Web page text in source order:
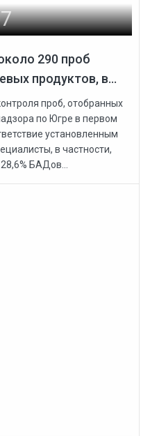
290 проб
продуктов, в...
проб, отобранных
по Югре в первом
установленным
в частности,
БАДов...